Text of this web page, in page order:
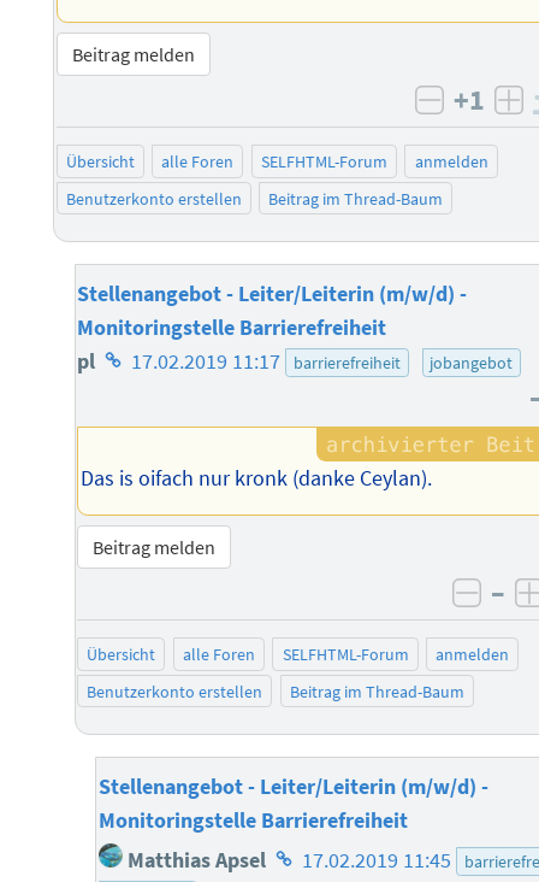
Beitrag melden
negativ
+1
Übersicht alle Foren SELFHTML-Forum
anmelden
Benutzerkonto erstellen
Beitrag im Thread-Baum
Stellenangebot - Leiter/Leiterin (m/w/d) -
Monitoringstelle Barrierefreiheit
pl Homepage
Autors
17.02.2019 11:17 barrierefreiheit jobangebot
Das is oifach nur kronk (danke Ceylan).
Beitrag melden
–
Übersicht alle Foren SELFHTML-Forum
anmelden
Benutzerkonto erstellen
Beitrag im Thread-Baum
Stellenangebot - Leiter/Leiterin (m/w/d) -
Monitoringstelle Barrierefreiheit
Matthias Apsel Homepage
17.02.2019 11:45